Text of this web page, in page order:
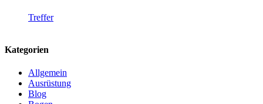
Treffer
Kategorien
Allgemein
Ausrüstung
Blog